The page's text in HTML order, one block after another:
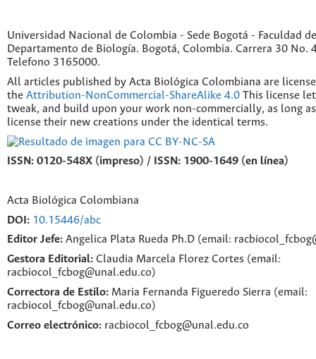
Universidad Nacional de Colombia - Sede Bogotá - Faculdad
Departamento de Biología. Bogotá, Colombia. Carrera 30 No.
Telefono 3165000.
All articles published by Acta Biológica Colombiana are
the Attribution-NonCommercial-ShareAlike 4.0 This license
tweak, and build upon your work non-commercially, as long
license their new creations under the identical terms.
ISSN: 0120-548X (impreso) / ISSN: 1900-1649 (en línea)
Acta Biológica Colombiana
DOI: 10.15446/abc
Editor Jefe: Angelica Plata Rueda Ph.D (email:
Gestora Editorial: Claudia Marcela Florez Cortes (email:
racbiocol_fcbog@unal.edu.co)
Correctora de Estilo: Maria Fernanda Figueredo Sierra (email:
racbiocol_fcbog@unal.edu.co)
Correo electrónico: racbiocol_fcbog@unal.edu.co